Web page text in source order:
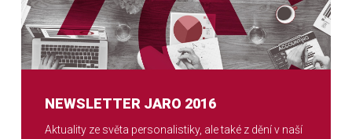
NEWSLETTER JARO 2016
Aktuality ze světa personalistiky, ale také z dění v naší